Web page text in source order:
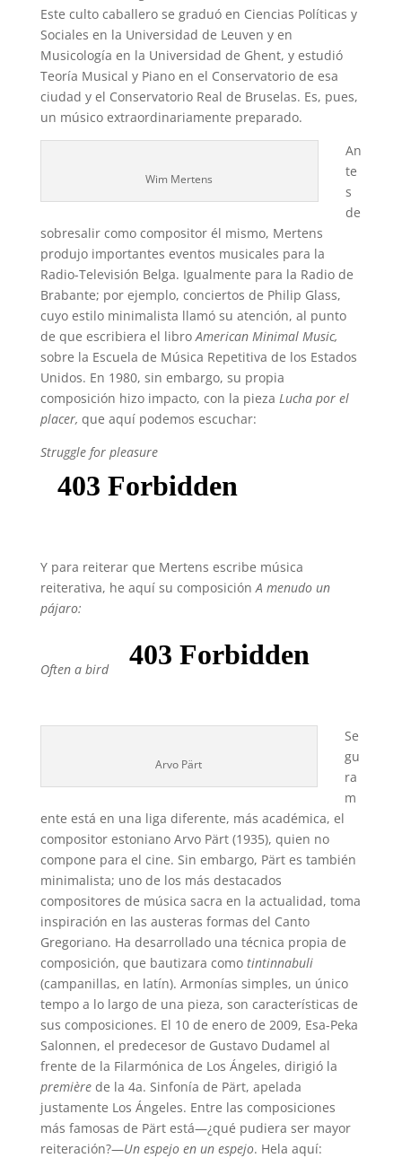
Este culto caballero se graduó en Ciencias Políticas y
Sociales en la Universidad de Leuven y en
Musicología en la Universidad de Ghent, y estudió
Teoría Musical y Piano en el Conservatorio de esa
ciudad y el Conservatorio Real de Bruselas. Es, pues,
un músico extraordinariamente preparado.
Wim Mertens
An
te
s
de
sobresalir como compositor él mismo, Mertens
produjo importantes eventos musicales para la
Radio-Televisión Belga. Igualmente para la Radio de
Brabante; por ejemplo, conciertos de Philip Glass,
cuyo estilo minimalista llamó su atención, al punto
de que escribiera el libroAmerican Minimal Music,
sobre la Escuela de Música Repetitiva de los Estados
Unidos. En 1980, sin embargo, su propia
composición hizo impacto, con la pieza Lucha por el
placer, que aquí podemos escuchar:
Struggle for pleasure
Y para reiterar que Mertens escribe música
reiterativa, he aquí su composiciónA menudo un
pájaro:
Often a bird
Arvo Pärt
Se
gu
ra
m
ente está en una liga diferente, más académica, el
compositor estoniano Arvo Pärt (1935), quien no
compone para el cine. Sin embargo, Pärt es también
minimalista; uno de los más destacados
compositores de música sacra en la actualidad, toma
inspiración en las austeras formas del Canto
Gregoriano. Ha desarrollado una técnica propia de
composición, que bautizara como tintinnabuli
(campanillas, en latín). Armonías simples, un único
tempo a lo largo de una pieza, son características de
sus composiciones. El 10 de enero de 2009, Esa-Peka
Salonnen, el predecesor de Gustavo Dudamel al
frente de la Filarmónica de Los Ángeles, dirigió la
premièrede la 4a. Sinfonía de Pärt, apelada
justamente Los Ángeles. Entre las composiciones
más famosas de Pärt está—¿qué pudiera ser mayor
reiteración?—Un espejo en un espejo. Hela aquí: